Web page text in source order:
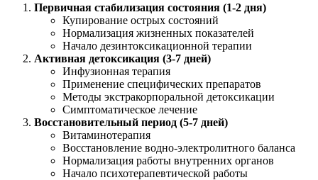
Первичная стабилизация состояния (1-2 дня)
Купирование острых состояний
Нормализация жизненных показателей
Начало дезинтоксикационной терапии
Активная детоксикация (3-7 дней)
Инфузионная терапия
Применение специфических препаратов
Методы экстракорпоральной детоксикации
Симптоматическое лечение
Восстановительный период (5-7 дней)
Витаминотерапия
Восстановление водно-электролитного баланса
Нормализация работы внутренних органов
Начало психотерапевтической работы